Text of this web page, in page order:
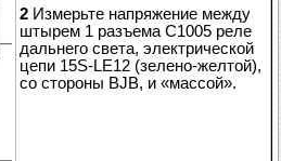
2 Измерьте напряжение между
штырем 1 разъема C1005 реле
дальнего света, электрической
цепи 15S-LE12 (зелено-желтой),
со стороны BJB, и «массой».